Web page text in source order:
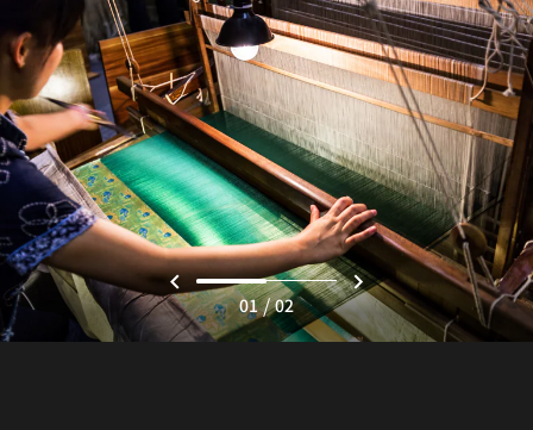
01 / 02